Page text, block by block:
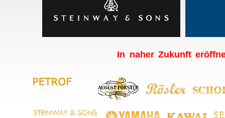
In naher Zukunft